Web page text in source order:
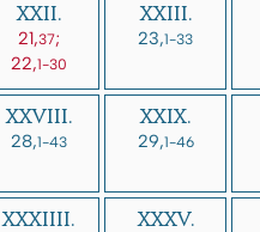
XXII.
21,37;
22,1-30
XXIII.
23,1-33
XXVIII.
28,1-43
XXIX.
29,1-46
XXXIIII.
XXXV.